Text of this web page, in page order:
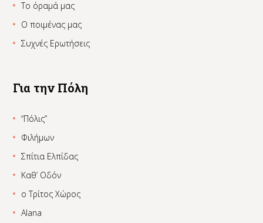
Το όραμά μας
Ο ποιμένας μας
Συχνές Ερωτήσεις
Για την Πόλη
“Πόλις”
Φιλήμων
Σπίτια Ελπίδας
Καθ’ Οδόν
ο Τρίτος Χώρος
Alana